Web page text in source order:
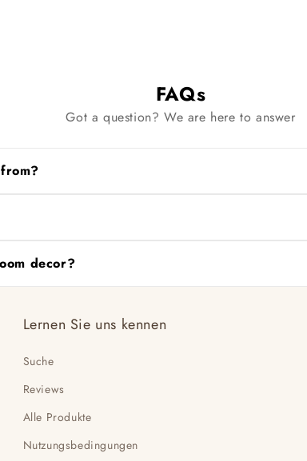
FAQs
Got a question? We are here to answer
decor?
Lernen Sie uns kennen
Suche
Reviews
Alle Produkte
Nutzungsbedingungen